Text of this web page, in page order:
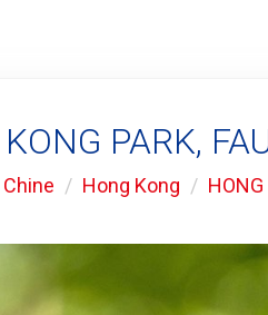
PARK,
Chine Hong Kong HONG